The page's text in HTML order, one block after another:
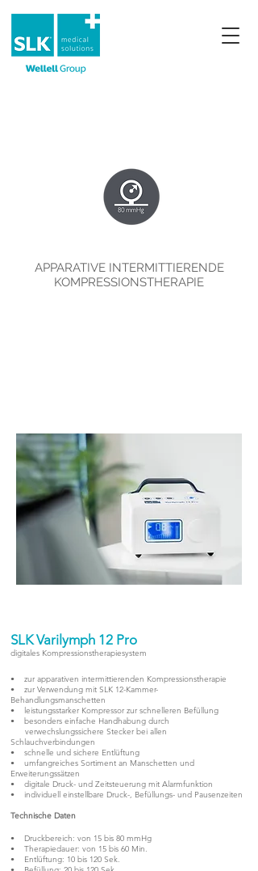
APPARATIVE INTERMITTIERENDE
KOMPRESSIONSTHERAPIE
SLK Varilymph 12 Pro
digitales Kompressionstherapiesystem
• zur apparativen intermittierenden Kompressionstherapie
• zur Verwendung mit SLK 12-Kammer-
Behandlungsmanschetten
• leistungsstarker Kompressor zur schnelleren Befüllung
• besonders einfache Handhabung durch
verwechslungssichere Stecker bei allen
Schlauchverbindungen
• schnelle und sichere Entlüftung
• umfangreiches Sortiment an Manschetten und
Erweiterungssätzen
• digitale Druck- und Zeitsteuerung mit Alarmfunktion
• individuell einstellbare Druck-, Befüllungs- und Pausenzeiten
Technische Daten
• Druckbereich: von 15 bis 80 mmHg
• Therapiedauer: von 15 bis 60 Min.
• Entlüftung: 10 bis 120 Sek.